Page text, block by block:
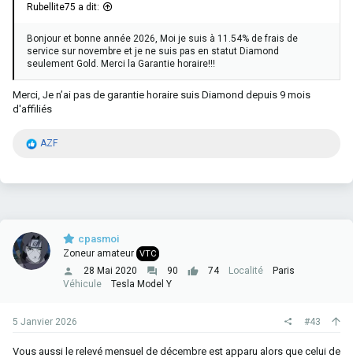
Rubellite75 a dit:
Bonjour et bonne année 2026, Moi je suis à 11.54% de frais de
service sur novembre et je ne suis pas en statut Diamond
seulement Gold. Merci la Garantie horaire!!!
Merci, Je n’ai pas de garantie horaire suis Diamond depuis 9 mois
d'affiliés
R
s
:
AZF
cpasmoi
Zoneur amateur VTC
28 Mai 2020 90 74 Localité
Paris
Véhicule
Tesla Model Y
5 Janvier 2026 #43
Vous aussi le relevé mensuel de décembre est apparu alors que celui de